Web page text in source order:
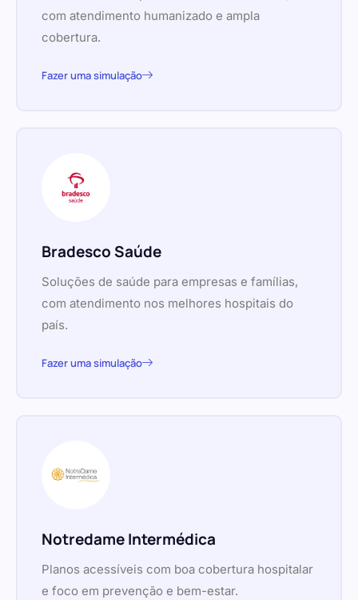
com atendimento humanizado e ampla
cobertura.
Fazer uma simulação
Bradesco Saúde
Soluções de saúde para empresas e famílias,
com atendimento nos melhores hospitais do
país.
Fazer uma simulação
Notredame Intermédica
Planos acessíveis com boa cobertura hospitalar
e foco em prevenção e bem-estar.